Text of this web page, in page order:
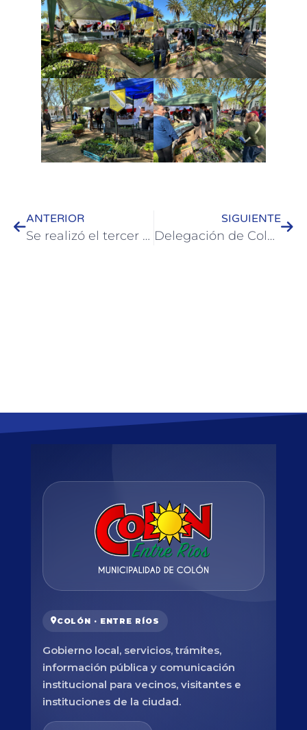
ANTERIOR
Se realizó el tercer encuentro de la formación para Cuidadores de Adultos Mayores en Colón
SIGUIENTE
Delegación de Colón participa en los Juegos Entrerrianos para personas mayores en Chajarí
COLÓN · ENTRE RÍOS
Gobierno local, servicios, trámites,
información pública y comunicación
institucional para vecinos, visitantes e
instituciones de la ciudad.